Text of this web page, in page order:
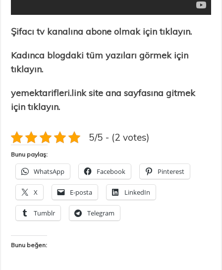
Şifacı tv kanalına abone olmak için tıklayın.
Kadınca blogdaki tüm yazıları görmek için
tıklayın.
yemektarifleri.link site ana sayfasına gitmek
için tıklayın.
5/5 - (2 votes)
Bunu paylaş:
WhatsApp Facebook Pinterest
X E-posta LinkedIn
Tumblr Telegram
Bunu beğen: